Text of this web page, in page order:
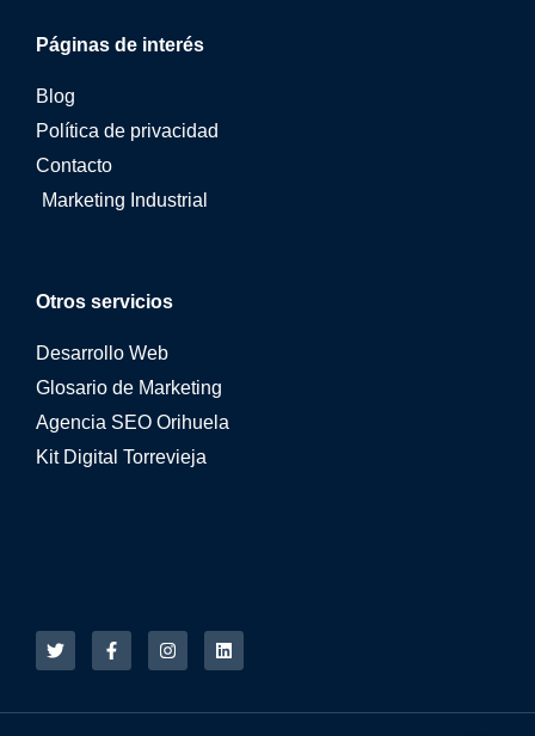
Otros servicios
Desarrollo Web
Glosario de Marketing
Agencia SEO Orihuela
Kit Digital Torrevieja
Páginas de interés
Blog
Política de privacidad
Contacto
Marketing Industrial